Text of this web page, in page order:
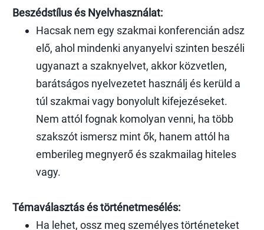
Beszédstílus és Nyelvhasználat:
Hacsak nem egy szakmai konferencián adsz
elő, ahol mindenki anyanyelvi szinten beszéli
ugyanazt a szaknyelvet, akkor közvetlen,
barátságos nyelvezetet használj és kerüld a
túl szakmai vagy bonyolult kifejezéseket.
Nem attól fognak komolyan venni, ha több
szakszót ismersz mint ők, hanem attól ha
emberileg megnyerő és szakmailag hiteles
vagy.
Témaválasztás és történetmesélés:
Ha lehet, ossz meg személyes történeteket